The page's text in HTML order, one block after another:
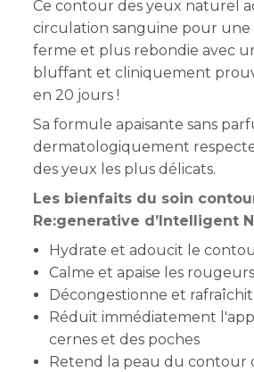
Ce contour des yeux naturel
circulation sanguine pour
ferme et plus rebondie avec
bluffant et cliniquement
en 20 jours !
Sa formule apaisante sans
dermatologiquement
des yeux les plus délicats.
Les bienfaits du soin
Re:generative d’Intelligent
Hydrate et adoucit le
Calme et apaise les rougeurs
Décongestionne et
Réduit immédiatement
cernes et des poches
Retend la peau du contour